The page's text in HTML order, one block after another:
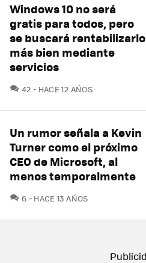
Windows 10 no será
gratis para todos, pero
se buscará rentabilizarlo
más bien mediante
servicios
42 COMENTARIOS
HACE 12 AÑOS
Un rumor señala a Kevin
Turner como el próximo
CEO de Microsoft, al
menos temporalmente
6 COMENTARIOS
HACE 13 AÑOS